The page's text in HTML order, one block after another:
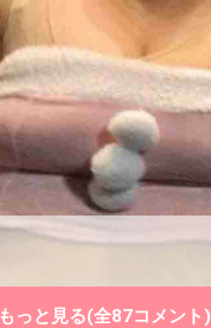
もっと見る(全87コメント)